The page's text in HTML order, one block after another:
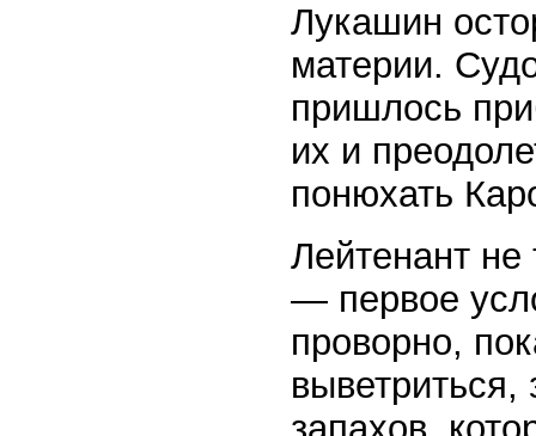
Лукашин
материи.
пришлось
их и
понюхать
Лейтенант
— первое
проворно,
выветриться,